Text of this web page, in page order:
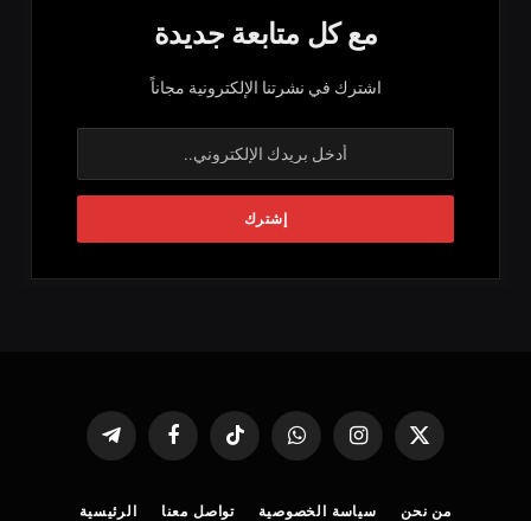
مع كل متابعة جديدة
اشترك في نشرتنا الإلكترونية مجاناً
X
الانستغرامواتساب تيكتوك فيسبوك تيلقرام
من نحن سياسة الخصوصية تواصل معنا الرئيسية